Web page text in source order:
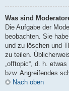
Was sind
Die Aufgabe der
beobachten. Sie
und zu löschen und
zu teilen.
„offtopic“, d. h.
bzw. Angreifendes
Nach oben